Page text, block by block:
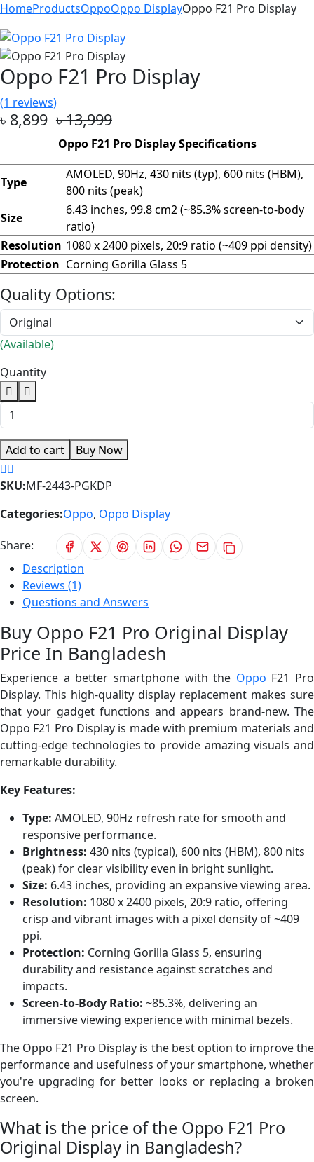
HomeProductsOppoOppo DisplayOppo F21 Pro Display
Oppo F21 Pro Display
(1 reviews)
৳ 8,899 ৳ 13,999
Oppo F21 Pro Display Specifications
Type
AMOLED, 90Hz, 430 nits (typ), 600 nits (HBM),
800 nits (peak)
Size
6.43 inches, 99.8 cm2 (~85.3% screen-to-body
ratio)
Resolution 1080 x 2400 pixels, 20:9 ratio (~409 ppi density)
Protection Corning Gorilla Glass 5
Quality Options:
(Available)
Quantity
Add to cart Buy Now
SKU:MF-2443-PGKDP
Categories:Oppo, Oppo Display
Share:
Description
Reviews (1)
Questions and Answers
Buy Oppo F21 Pro Original Display
Price In Bangladesh
Experience a better smartphone with the Oppo F21 Pro
Display. This high-quality display replacement makes sure
that your gadget functions and appears brand-new. The
Oppo F21 Pro Display is made with premium materials and
cutting-edge technologies to provide amazing visuals and
remarkable durability.
Key Features:
Type: AMOLED, 90Hz refresh rate for smooth and
responsive performance.
Brightness: 430 nits (typical), 600 nits (HBM), 800 nits
(peak) for clear visibility even in bright sunlight.
Size: 6.43 inches, providing an expansive viewing area.
Resolution: 1080 x 2400 pixels, 20:9 ratio, offering
crisp and vibrant images with a pixel density of ~409
ppi.
Protection: Corning Gorilla Glass 5, ensuring
durability and resistance against scratches and
impacts.
Screen-to-Body Ratio: ~85.3%, delivering an
immersive viewing experience with minimal bezels.
The Oppo F21 Pro Display is the best option to improve the
performance and usefulness of your smartphone, whether
you're upgrading for better looks or replacing a broken
screen.
What is the price of the Oppo F21 Pro
Original Display in Bangladesh?